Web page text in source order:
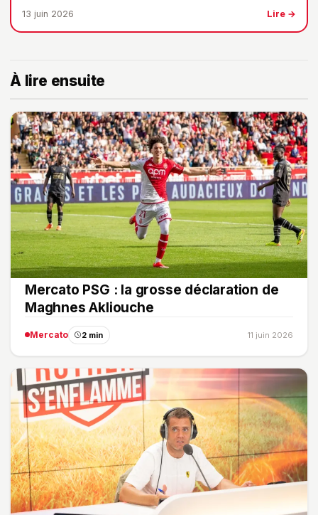
13 juin 2026 Lire →
À lire ensuite
Mercato PSG : la grosse déclaration de
Maghnes Akliouche
Mercato 2 min 11 juin 2026